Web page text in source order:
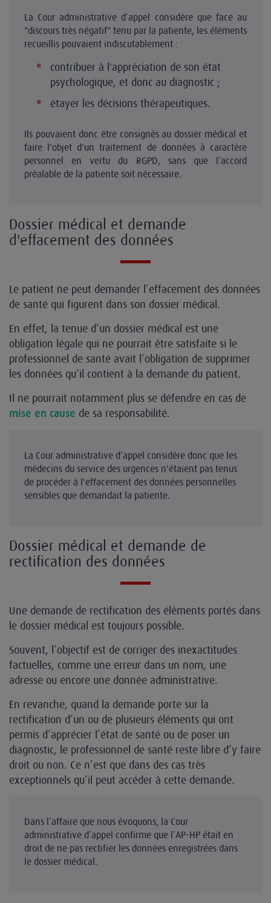
La Cour administrative d’appel considère que face au
"discours très négatif" tenu par la patiente, les éléments
recueillis pouvaient indiscutablement :
contribuer à l'appréciation de son état
psychologique, et donc au diagnostic ;
étayer les décisions thérapeutiques.
Ils pouvaient donc être consignés au dossier médical et
faire l'objet d'un traitement de données à caractère
personnel en vertu du RGPD, sans que l’accord
préalable de la patiente soit nécessaire.
Dossier médical et demande
d'effacement des données
Le patient ne peut demander l’effacement des données
de santé qui figurent dans son dossier médical.
En effet, la tenue d’un dossier médical est une
obligation légale qui ne pourrait être satisfaite si le
professionnel de santé avait l’obligation de supprimer
les données qu’il contient à la demande du patient.
Il ne pourrait notamment plus se défendre en cas de
mise en cause de sa responsabilité.
La Cour administrative d’appel considère donc que les
médecins du service des urgences n'étaient pas tenus
de procéder à l'effacement des données personnelles
sensibles que demandait la patiente.
Dossier médical et demande de
rectification des données
Une demande de rectification des éléments portés dans
le dossier médical est toujours possible.
Souvent, l’objectif est de corriger des inexactitudes
factuelles, comme une erreur dans un nom, une
adresse ou encore une donnée administrative.
En revanche, quand la demande porte sur la
rectification d’un ou de plusieurs éléments qui ont
permis d’apprécier l’état de santé ou de poser un
diagnostic, le professionnel de santé reste libre d’y faire
droit ou non. Ce n’est que dans des cas très
exceptionnels qu’il peut accéder à cette demande.
Dans l’affaire que nous évoquons, la Cour
administrative d’appel confirme que l’AP-HP était en
droit de ne pas rectifier les données enregistrées dans
le dossier médical.